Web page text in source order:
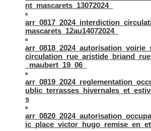
nt_mascarets_13072024_
mascarets_12au14072024_
_maubert_19_06_
s